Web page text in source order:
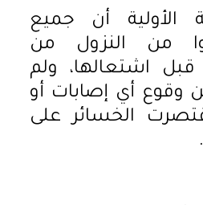
الأولية أن جميع
من النزول من
قبل اشتعالها، ولم
وقوع أي إصابات أو
الخسائر على